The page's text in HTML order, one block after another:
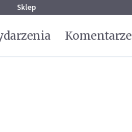
Sklep
Komentarze